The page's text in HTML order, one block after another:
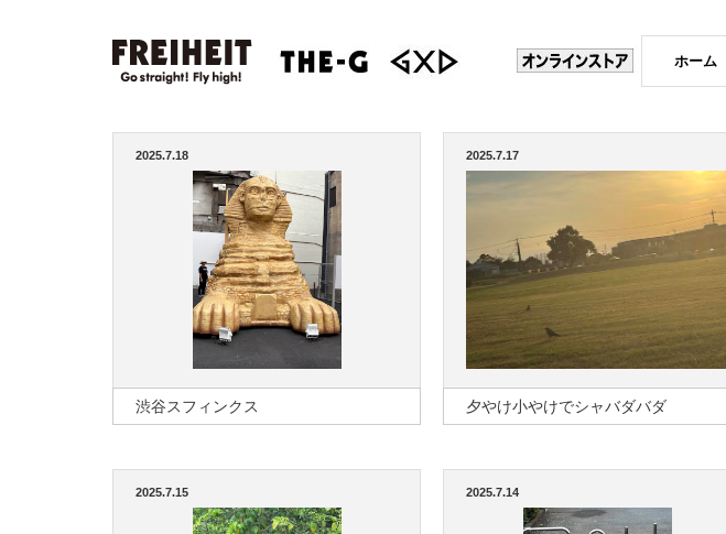
ホーム
2025.7.18
渋谷スフィンクス
2025.7.17
夕やけ小やけでシャバダバダ
2025.7.15 2025.7.14